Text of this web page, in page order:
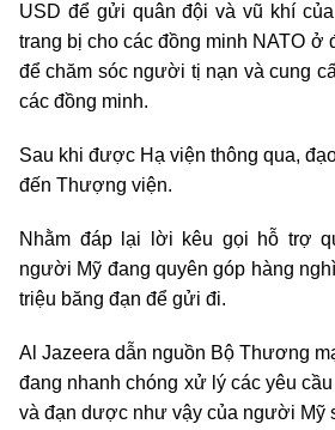
USD để gửi quân đội và vũ khí
trang bị cho các đồng minh NATO ở
để chăm sóc người tị nạn và cung
các đồng minh.
Sau khi được Hạ viện thông qua,
đến Thượng viện.
Nhằm đáp lại lời kêu gọi hỗ trợ
người Mỹ đang quyên góp hàng
triệu băng đạn để gửi đi.
Al Jazeera dẫn nguồn Bộ Thương
đang nhanh chóng xử lý các yêu
và đạn dược như vậy của người Mỹ